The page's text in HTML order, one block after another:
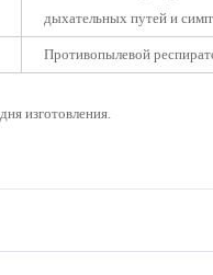
дыхательных путей и
Противопылевой
изготовления.